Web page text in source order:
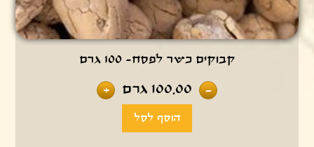
קבוקים כשר לפסח- 100 גרם
-
100.00 גרם +